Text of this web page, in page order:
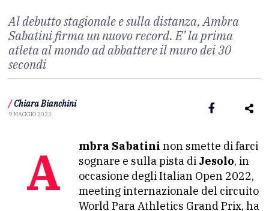
Al debutto stagionale e sulla distanza, Ambra
Sabatini firma un nuovo record. E’ la prima
atleta al mondo ad abbattere il muro dei 30
secondi
/ Chiara Bianchini
9 MAGGIO 2022
Ambra Sabatini non smette di farci
sognare e sulla pista di Jesolo, in
occasione degli Italian Open 2022,
meeting internazionale del circuito
World Para Athletics Grand Prix, ha